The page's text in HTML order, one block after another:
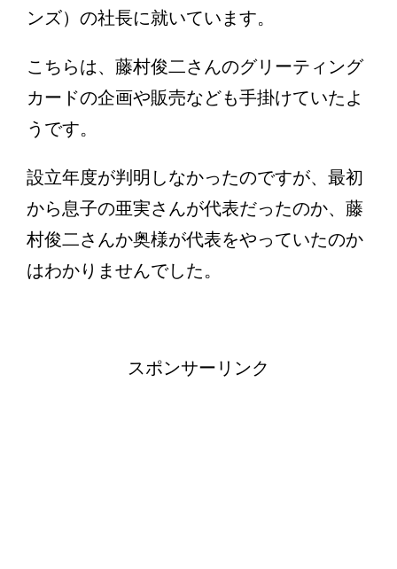
ンズ）の社長に就いています。
こちらは、藤村俊二さんのグリーティング
カードの企画や販売なども手掛けていたよ
うです。
設立年度が判明しなかったのですが、最初
から息子の亜実さんが代表だったのか、藤
村俊二さんか奥様が代表をやっていたのか
はわかりませんでした。
スポンサーリンク